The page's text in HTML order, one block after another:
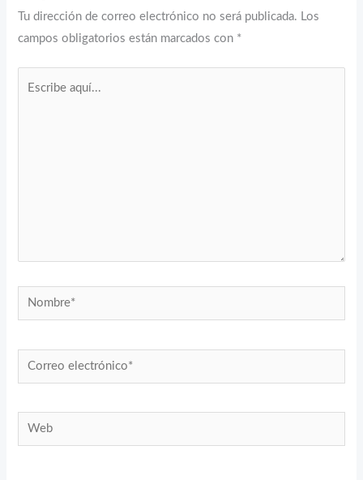
Tu dirección de correo electrónico no será publicada. Los
campos obligatorios están marcados con *
Nombre*
Correo
electrónico*
Web